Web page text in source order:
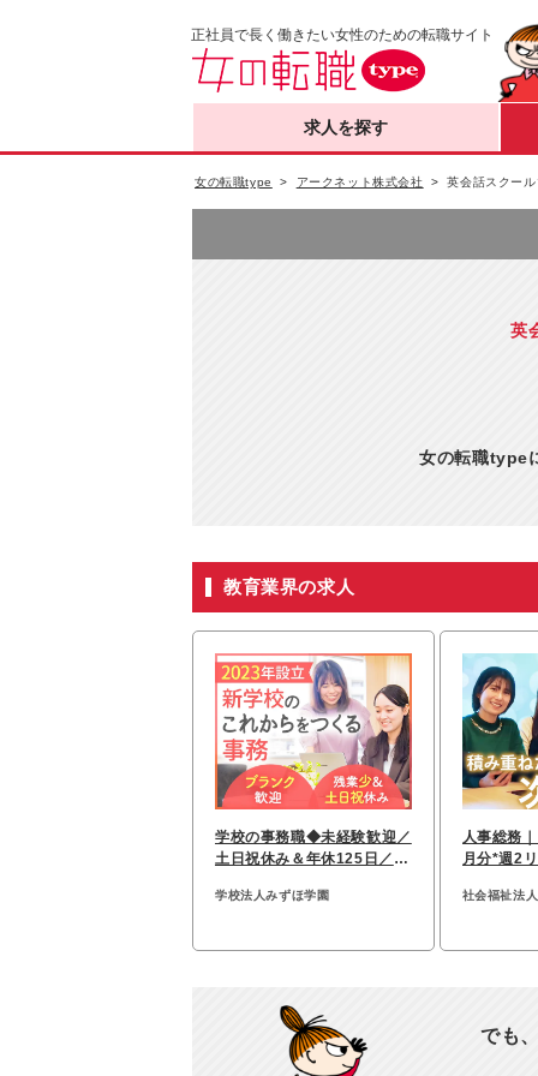
正社員で長く働きたい女性のための転職サイト
求人を探す
女の転職type アークネット株式会社 英会話スクー
英
女の転職type
教育業界の求人
学校の事務職◆未経験歓迎／
土日祝休み＆年休125日／残
学校法人みずほ学園
人事総務
月分*週2
社会福祉法
でも